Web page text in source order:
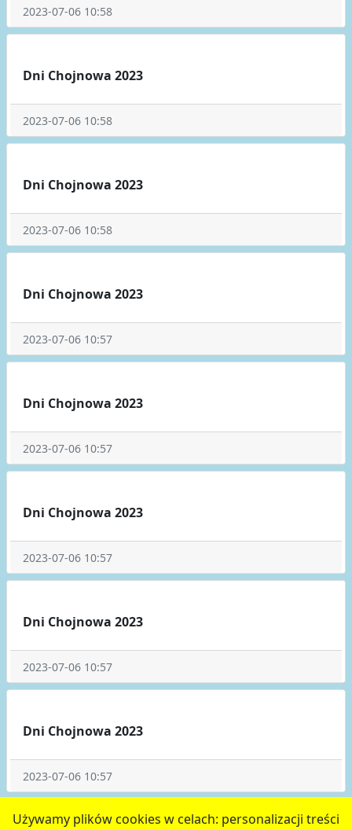
Używamy plików cookies w celach: personalizacji treści
2023-07-06 10:58
Dni Chojnowa 2023
2023-07-06 10:58
Dni Chojnowa 2023
2023-07-06 10:58
Dni Chojnowa 2023
2023-07-06 10:57
Dni Chojnowa 2023
2023-07-06 10:57
Dni Chojnowa 2023
2023-07-06 10:57
Dni Chojnowa 2023
2023-07-06 10:57
Dni Chojnowa 2023
2023-07-06 10:57
poprzednie 5 6 7 8 9 następne